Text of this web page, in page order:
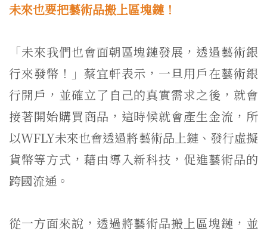
未來也要把藝術品搬上區塊鏈！
「未來我們也會面朝區塊鏈發展，透過藝術銀
行來發幣！」蔡宜軒表示，一旦用戶在藝術銀
行開戶，並確立了自己的真實需求之後，就會
接著開始購買商品，這時候就會產生金流，所
以WFLY未來也會透過將藝術品上鏈、發行虛擬
貨幣等方式，藉由導入新科技，促進藝術品的
跨國流通。
從一方面來說，透過將藝術品搬上區塊鏈，並